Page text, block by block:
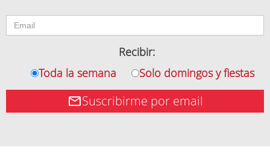
Recibir:
Toda la semana
Solo domingos y fiestas
Suscribirme por email